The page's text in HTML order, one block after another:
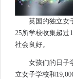
英国的独立女
25所学校收集超过
社会良好。
女孩们的日子
立女子学校和